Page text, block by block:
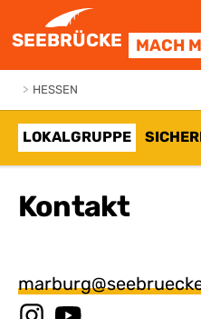
SEEBRÜCKE MACH
> HESSEN
LOKALGRUPPE
Kontakt